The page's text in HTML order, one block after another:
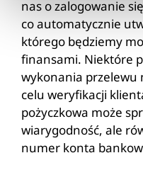
nas o zalogowanie
co automatycznie
którego będziemy
finansami. Niektóre
wykonania przelewu
celu weryfikacji
pożyczkowa może
wiarygodność, ale
numer konta